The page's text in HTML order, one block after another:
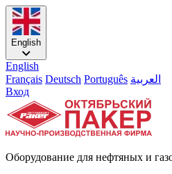
English
English
Français Deutsch Português العربية
Вход
Оборудование для нефтяных и